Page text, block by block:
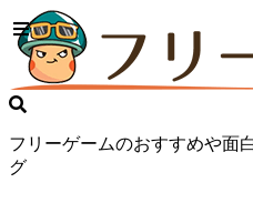
フリーゲームのおすすめや面
グ